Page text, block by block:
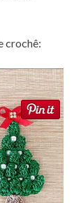
crochê: